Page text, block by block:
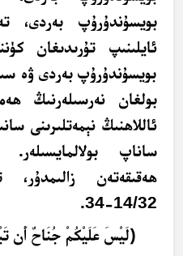
بويسۇندۇرۇپ بەردى،
ئايلىنىپ تۇرىدىغان
بويسۇندۇرۇپ بەردى ۋە
بولغان نەرسىلەرنىڭ
ئاللاھنىڭ نېمەتلىرىنى
ساناپ
ھەقىقەتەن زالىمدۇر،
14/32-34.
﴿ليس عليكم جناح ٌأَن ت